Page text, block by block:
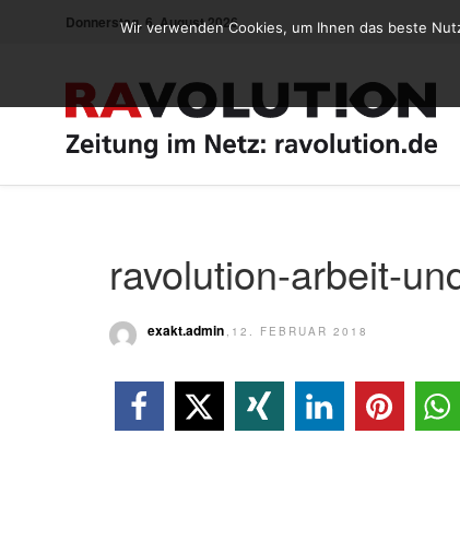
Donnerstag, 6. August 2026
ravolution-arbeit-
exakt.admin ,12. FEBRUAR 2018
Wir verwenden Cookies, um Ihnen das beste